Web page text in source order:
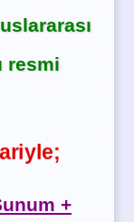
resmi
+